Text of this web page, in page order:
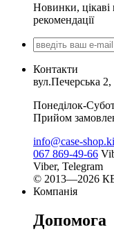
Новинки, цікаві
рекомендації
Контакти
вул.Печерська
Понеділок-
Прийом
info@case-
067 869-49-66
Viber, Telegram
© 2013—2026
Компанія
Допомога